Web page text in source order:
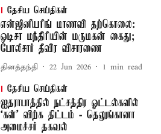
தேசிய செய்திகள்
என்ஜினீயரிங் மாணவி தற்கொலை:
ஒடிசா மந்திரியின் மருமகன் கைது;
போலீசார் தீவிர விசாரணை
தினத்தந்தி 22 Jun 2026 1 min read
தேசிய செய்திகள்
ஐதராபாத்தில் நட்சத்திர ஓட்டல்களில்
‘கள்’ விற்க திட்டம் - தெலுங்கானா
அமைச்சர் தகவல்